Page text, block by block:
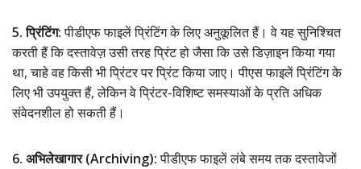
5. प्रिंटिंग:पीडीएफ फाइलें प्रिंटिंग के लिए अनुकूलित हैं। वे यह सुनिश्चित
करती हैं कि दस्तावेज़ उसी तरह प्रिंट हो जैसा कि उसे डिज़ाइन किया गया
था, चाहे वह किसी भी प्रिंटर पर प्रिंट किया जाए। पीएस फाइलें प्रिंटिंग के
लिए भी उपयुक्त हैं, लेकिन वे प्रिंटर-विशिष्ट समस्याओं के प्रति अधिक
संवेदनशील हो सकती हैं।
6. अभिलेखागार (Archiving):पीडीएफ फाइलें लंबे समय तक दस्तावेजों